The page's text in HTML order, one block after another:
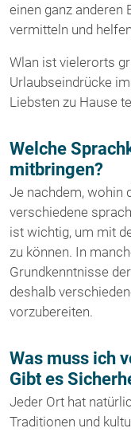
einen ganz anderen
vermitteln und
Wlan ist vielerorts
Urlaubseindrücke
Liebsten zu Hause
Welche
mitbringen?
Je nachdem, wohin
verschiedene
ist wichtig, um mit
zu können. In
Grundkenntnisse
deshalb
vorzubereiten.
Was muss ich
Gibt es
Jeder Ort hat
Traditionen und